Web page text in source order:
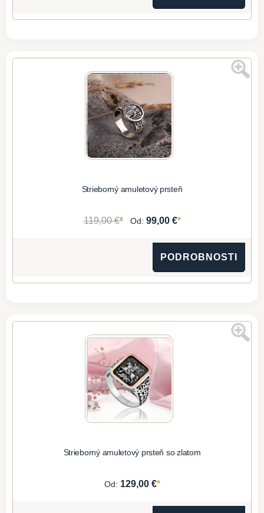
Strieborný amuletový prsteň
119,00 €* Od: 99,00 €*
PODROBNOSTI
Strieborný amuletový prsteň so zlatom
Od: 129,00 €*